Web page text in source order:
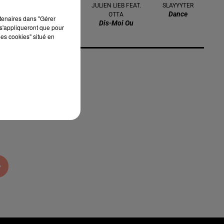
JULIEN LIEB FEAT.
OTTA
Dis-Moi Ou
SLAYYYTER
Dance
dans "Gérer
que pour
cookies" situé en